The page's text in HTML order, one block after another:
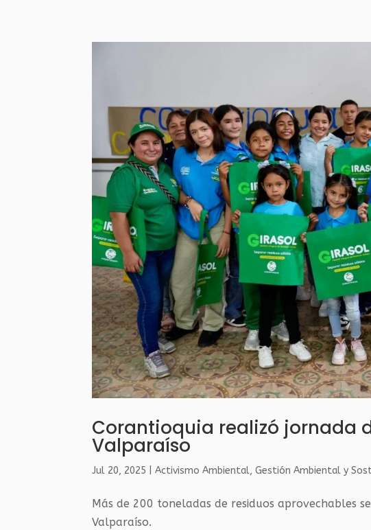
Corantioquia realizó jornada
Valparaíso
Jul 20, 2025 |Activismo Ambiental,Gestión Ambiental y
Más de 200 toneladas de residuos aprovechables
Valparaíso.